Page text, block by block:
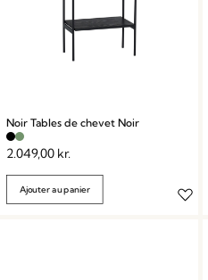
Noir Tables de chevet Noir
2.049,00 kr.
Ajouter au panier